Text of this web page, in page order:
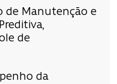
de Manutenção e
de
da